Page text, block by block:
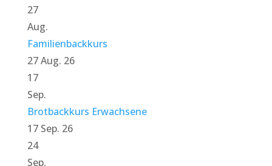
27
Aug.
Familienbackkurs
27 Aug. 26
17
Sep.
Brotbackkurs Erwachsene
17 Sep. 26
24
Sep.